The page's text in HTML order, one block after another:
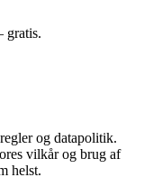
gratis.
og datapolitik.
vilkår og brug af
helst.